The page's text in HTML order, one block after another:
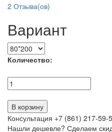
2 Отзыва(ов)
Вариант
Количество:
В корзину
Консультация +7 (861) 217-59-
Нашли дешевле? Сделаем